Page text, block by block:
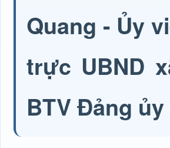
Quang - Ủy
trực UBND
BTV Đảng